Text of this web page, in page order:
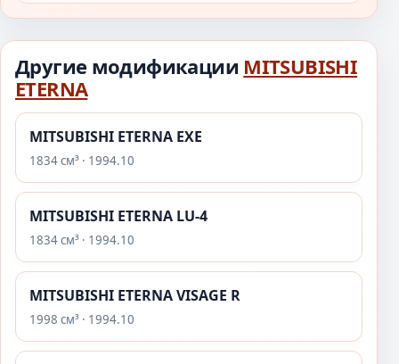
Другие модификации MITSUBISHI
ETERNA
MITSUBISHI ETERNA EXE
1834 см³ · 1994.10
MITSUBISHI ETERNA LU-4
1834 см³ · 1994.10
MITSUBISHI ETERNA VISAGE R
1998 см³ · 1994.10